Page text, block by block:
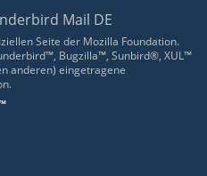
Mail DE
Seite der Mozilla Foundation.
Bugzilla™, Sunbird®, XUL™
anderen) eingetragene